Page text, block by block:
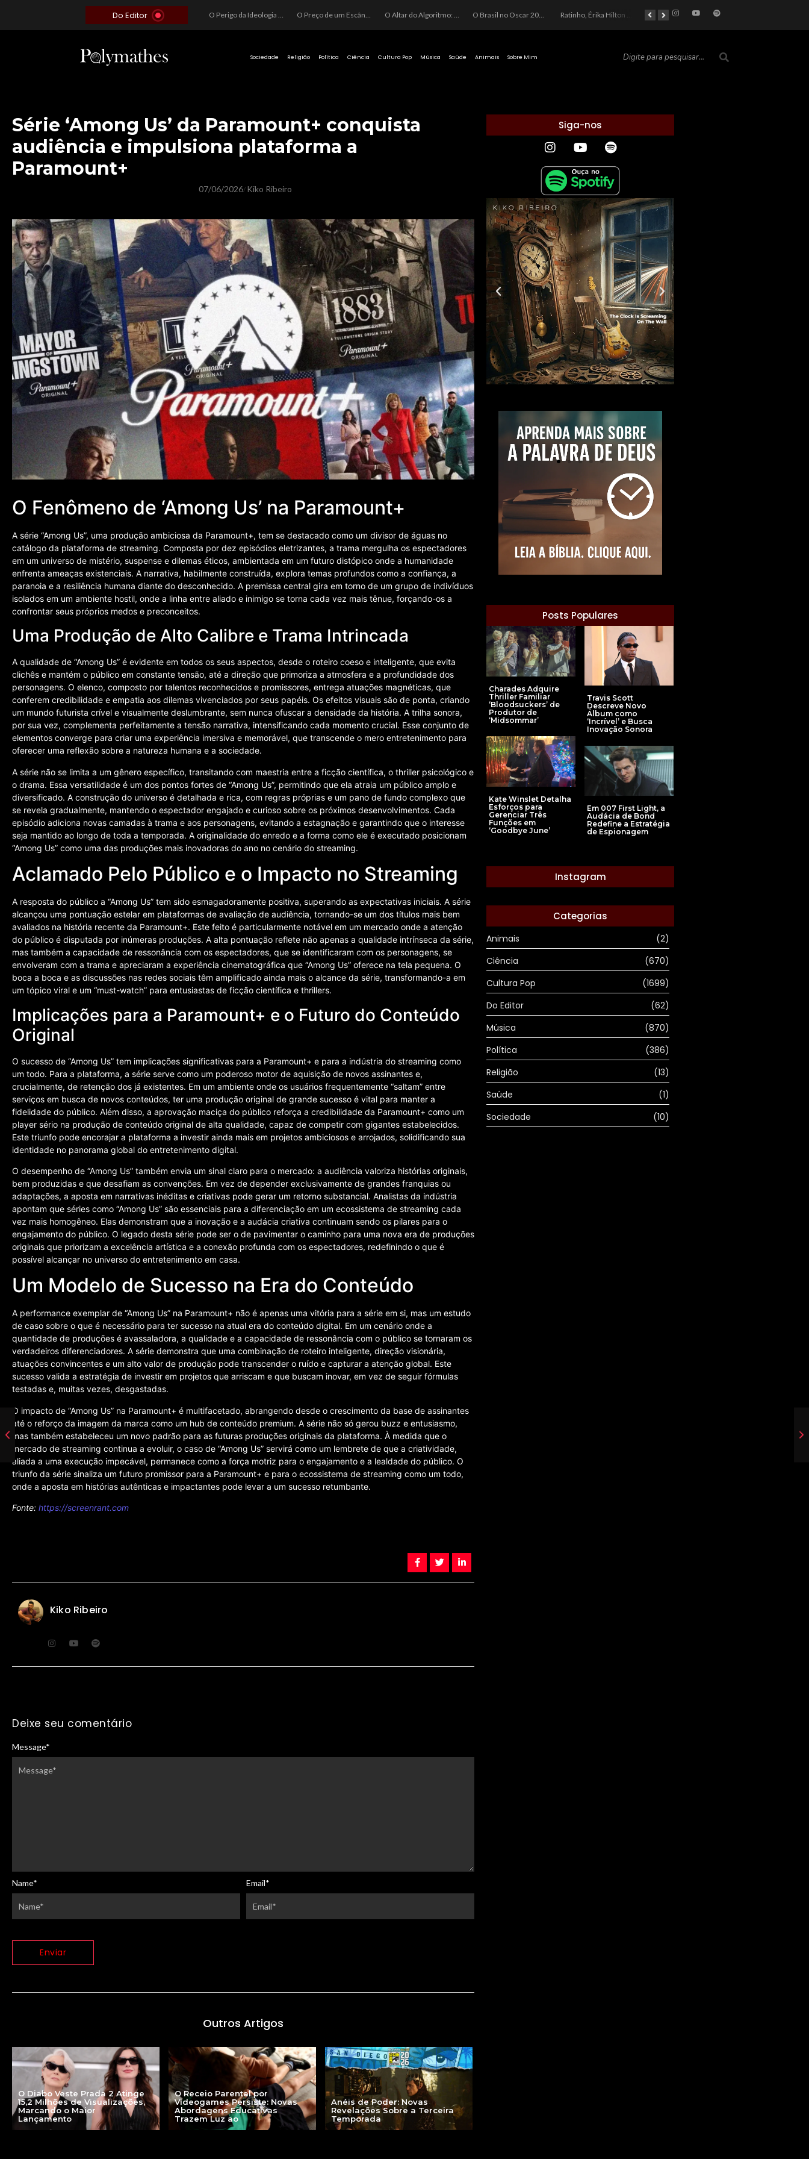
Do Editor O Perigo da Ideologia Desenfreada na Justiça: Quando a Pauta Política Substitui a Pena Criminal O Preço de um Escândalo: A Discrepância Entre o “Filme de Bolsonaro” e a Realidade do Cinema Mundial O Altar do Algoritmo: A Carência Humana e a Fabricação de Heróis no Brasil O Brasil no Oscar 2026: Entre a Cota do Politicamente Correto e a Realidade das Telas Ratinho, Érika Hilton e a Farsa Política: Quem Ganha com o Barulho no País de Bobson? As controvérsias que marcam o cenário político e econômico nacional
Sociedade Religião Política Ciência Cultura Pop Música Saúde Animais Sobre Mim
Série ‘Among Us’ da Paramount+ conquista
audiência e impulsiona plataforma a
Paramount+
07/06/2026/ Kiko Ribeiro
O Fenômeno de ‘Among Us’ na Paramount+
A série “Among Us”, uma produção ambiciosa da Paramount+, tem se destacado como um divisor de águas no
catálogo da plataforma de streaming. Composta por dez episódios eletrizantes, a trama mergulha os espectadores
em um universo de mistério, suspense e dilemas éticos, ambientada em um futuro distópico onde a humanidade
enfrenta ameaças existenciais. A narrativa, habilmente construída, explora temas profundos como a confiança, a
paranoia e a resiliência humana diante do desconhecido. A premissa central gira em torno de um grupo de indivíduos
isolados em um ambiente hostil, onde a linha entre aliado e inimigo se torna cada vez mais tênue, forçando-os a
confrontar seus próprios medos e preconceitos.
Uma Produção de Alto Calibre e Trama Intrincada
A qualidade de “Among Us” é evidente em todos os seus aspectos, desde o roteiro coeso e inteligente, que evita
clichês e mantém o público em constante tensão, até a direção que primoriza a atmosfera e a profundidade dos
personagens. O elenco, composto por talentos reconhecidos e promissores, entrega atuações magnéticas, que
conferem credibilidade e empatia aos dilemas vivenciados por seus papéis. Os efeitos visuais são de ponta, criando
um mundo futurista crível e visualmente deslumbrante, sem nunca ofuscar a densidade da história. A trilha sonora,
por sua vez, complementa perfeitamente a tensão narrativa, intensificando cada momento crucial. Esse conjunto de
elementos converge para criar uma experiência imersiva e memorável, que transcende o mero entretenimento para
oferecer uma reflexão sobre a natureza humana e a sociedade.
A série não se limita a um gênero específico, transitando com maestria entre a ficção científica, o thriller psicológico e
o drama. Essa versatilidade é um dos pontos fortes de “Among Us”, permitindo que ela atraia um público amplo e
diversificado. A construção do universo é detalhada e rica, com regras próprias e um pano de fundo complexo que
se revela gradualmente, mantendo o espectador engajado e curioso sobre os próximos desenvolvimentos. Cada
episódio adiciona novas camadas à trama e aos personagens, evitando a estagnação e garantindo que o interesse
seja mantido ao longo de toda a temporada. A originalidade do enredo e a forma como ele é executado posicionam
“Among Us” como uma das produções mais inovadoras do ano no cenário do streaming.
Aclamado Pelo Público e o Impacto no Streaming
A resposta do público a “Among Us” tem sido esmagadoramente positiva, superando as expectativas iniciais. A série
alcançou uma pontuação estelar em plataformas de avaliação de audiência, tornando-se um dos títulos mais bem
avaliados na história recente da Paramount+. Este feito é particularmente notável em um mercado onde a atenção
do público é disputada por inúmeras produções. A alta pontuação reflete não apenas a qualidade intrínseca da série,
mas também a capacidade de ressonância com os espectadores, que se identificaram com os personagens, se
envolveram com a trama e apreciaram a experiência cinematográfica que “Among Us” oferece na tela pequena. O
boca a boca e as discussões nas redes sociais têm amplificado ainda mais o alcance da série, transformando-a em
um tópico viral e um “must-watch” para entusiastas de ficção científica e thrillers.
Implicações para a Paramount+ e o Futuro do Conteúdo
Original
O sucesso de “Among Us” tem implicações significativas para a Paramount+ e para a indústria do streaming como
um todo. Para a plataforma, a série serve como um poderoso motor de aquisição de novos assinantes e,
crucialmente, de retenção dos já existentes. Em um ambiente onde os usuários frequentemente “saltam” entre
serviços em busca de novos conteúdos, ter uma produção original de grande sucesso é vital para manter a
fidelidade do público. Além disso, a aprovação maciça do público reforça a credibilidade da Paramount+ como um
player sério na produção de conteúdo original de alta qualidade, capaz de competir com gigantes estabelecidos.
Este triunfo pode encorajar a plataforma a investir ainda mais em projetos ambiciosos e arrojados, solidificando sua
identidade no panorama global do entretenimento digital.
O desempenho de “Among Us” também envia um sinal claro para o mercado: a audiência valoriza histórias originais,
bem produzidas e que desafiam as convenções. Em vez de depender exclusivamente de grandes franquias ou
adaptações, a aposta em narrativas inéditas e criativas pode gerar um retorno substancial. Analistas da indústria
apontam que séries como “Among Us” são essenciais para a diferenciação em um ecossistema de streaming cada
vez mais homogêneo. Elas demonstram que a inovação e a audácia criativa continuam sendo os pilares para o
engajamento do público. O legado desta série pode ser o de pavimentar o caminho para uma nova era de produções
originais que priorizam a excelência artística e a conexão profunda com os espectadores, redefinindo o que é
possível alcançar no universo do entretenimento em casa.
Um Modelo de Sucesso na Era do Conteúdo
A performance exemplar de “Among Us” na Paramount+ não é apenas uma vitória para a série em si, mas um estudo
de caso sobre o que é necessário para ter sucesso na atual era do conteúdo digital. Em um cenário onde a
quantidade de produções é avassaladora, a qualidade e a capacidade de ressonância com o público se tornaram os
verdadeiros diferenciadores. A série demonstra que uma combinação de roteiro inteligente, direção visionária,
atuações convincentes e um alto valor de produção pode transcender o ruído e capturar a atenção global. Este
sucesso valida a estratégia de investir em projetos que arriscam e que buscam inovar, em vez de seguir fórmulas
testadas e, muitas vezes, desgastadas.
O impacto de “Among Us” na Paramount+ é multifacetado, abrangendo desde o crescimento da base de assinantes
até o reforço da imagem da marca como um hub de conteúdo premium. A série não só gerou buzz e entusiasmo,
mas também estabeleceu um novo padrão para as futuras produções originais da plataforma. À medida que o
mercado de streaming continua a evoluir, o caso de “Among Us” servirá como um lembrete de que a criatividade,
aliada a uma execução impecável, permanece como a força motriz para o engajamento e a lealdade do público. O
triunfo da série sinaliza um futuro promissor para a Paramount+ e para o ecossistema de streaming como um todo,
onde a aposta em histórias autênticas e impactantes pode levar a um sucesso retumbante.
Fonte: https://screenrant.com
Kiko Ribeiro
Deixe seu comentário
Message*
Name* Email*
Outros Artigos
O Diabo Veste Prada 2 Atinge
15,2 Milhões de Visualizações,
Marcando o Maior
Lançamento
O Receio Parental por
Videogames Persiste: Novas
Abordagens Educativas
Trazem Luz ao
Anéis de Poder: Novas
Revelações Sobre a Terceira
Temporada
Siga-nos
Posts Populares
Charades Adquire
Thriller Familiar
‘Bloodsuckers’ de
Produtor de
‘Midsommar’
Travis Scott
Descreve Novo
Álbum como
‘Incrível’ e Busca
Inovação Sonora
Kate Winslet Detalha
Esforços para
Gerenciar Três
Funções em
‘Goodbye June’
Em 007 First Light, a
Audácia de Bond
Redefine a Estratégia
de Espionagem
Instagram
Categorias
Animais
(2)
Ciência
(670)
Cultura Pop
(1699)
Do Editor
(62)
Música
(870)
Política
(386)
Religião
(13)
Saúde
(1)
Sociedade
(10)